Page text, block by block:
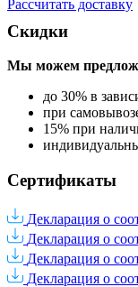
Рассчитать доставку
Скидки
Мы можем
до 30% в
при
15% при
Сертификаты
Декларация о
Декларация о
Декларация о
Декларация о